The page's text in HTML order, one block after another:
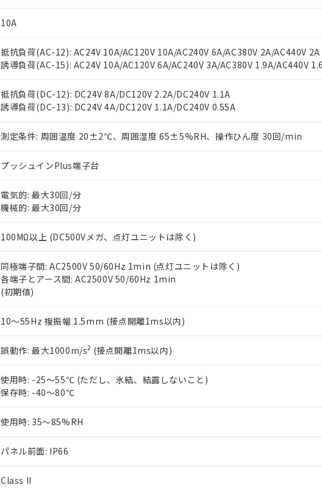
10A
抵抗負荷(AC-12): AC24V 10A/AC120V 10A/AC240V 6A/AC380V 2A/AC440V 2A
誘導負荷(AC-15): AC24V 10A/AC120V 6A/AC240V 3A/AC380V 1.9A/AC440V
抵抗負荷(DC-12): DC24V 8A/DC120V 2.2A/DC240V 1.1A
誘導負荷(DC-13): DC24V 4A/DC120V 1.1A/DC240V 0.55A
測定条件: 周囲温度 20±2℃、周囲湿度 65±5%RH、操作ひん度 30回/min
プッシュインPlus端子台
電気的: 最大30回/分
機械的: 最大30回/分
100MΩ以上 (DC500Vメガ、点灯ユニットは除く)
同極端子間: AC2500V 50/60Hz 1min (点灯ユニットは除く)
各端子とアース間: AC2500V 50/60Hz 1min
(初期値)
10～55Hz 複振幅 1.5mm (接点開離1ms以内)
誤動作: 最大1000m/s2 (接点開離1ms以内)
使用時: -25～55℃ (ただし、氷結、結露しないこと)
保存時: -40～80℃
使用時: 35～85%RH
パネル前面: IP66
Class II
当社販売員にご相談ください。
オムロン制御機器販売店や当社販売拠点は「販売ネットワーク
」を
在庫状況および標準価格結果を当社の事前の承諾なく第三者に漏洩また
す。
マイパーツ機能（部品リスト作成サービス）をご利用いただくには、I-
ている必要があります。
お客様が当ウェブサイト上で当社にご登録された部品リストについて、
さい。
※当社の共同利用者とは、"個人情報の共同利用に関して"
の「1.共同
いる法人を指します。
※2 対応予定月
部品在庫の切り替え状況などにより、予定月が前後することがあります。
※3 非含有証明書ダウンロード
下記の非含有証明書をダウンロードすることができます。
EU RoHS指令（10物質）の非含有証明書
51物質の非含有証明書（当社基準）
※本証明書は発行日時点で非含有を証明するもので、過去に遡って非含有を
また、RoHS指令のフタル酸エステル類４物質の対応では、対応完了までの
混在することから備考欄に対応日を記載しておりました。
既に当社にて対応品への在庫切替を完了していることから、特段のことが
り割愛しております。
DBP(フタル酸ジブチル) : 1000ppm、 DIBP(フタル酸ジイソブチル) : 1000ppm、 BBP(フタル酸ブ
DEHP(フタル酸ビス(2-エチルヘキシル)) : 1000ppm
※2 環境保護使用期限
「ｅ」：有害物質（10物質）のすべてが基準値以下であることを示します。
「10」：通常の使用状況下において有害物質が外部に漏えいし、環境に深刻
味します。
「－」：未確認です。当社販売部門へお問い合わせください。
当社は、貴社製品を第三者に販売する場合は、上記1、2および3の内容
また当社は、販売先および販売に係わる関係者が違法に輸出するおそれ
たしません。
合意する キャン
○ 一定数以上の在庫あり
△ 一定数には満たないが在庫あり
－
在庫なし(最新の在庫状況については、お客様のお取引先、または
機器販売店・当社販売員にご確認ください)
空
白
受注生産機種、また在庫状況の情報を公開していない機種